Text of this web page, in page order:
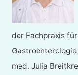
der Fachpraxis
med. Julia